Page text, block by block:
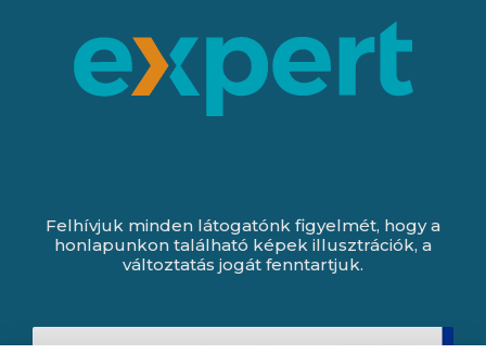
Felhívjuk minden látogatónk figyelmét, hogy a
honlapunkon található képek illusztrációk, a
változtatás jogát fenntartjuk.